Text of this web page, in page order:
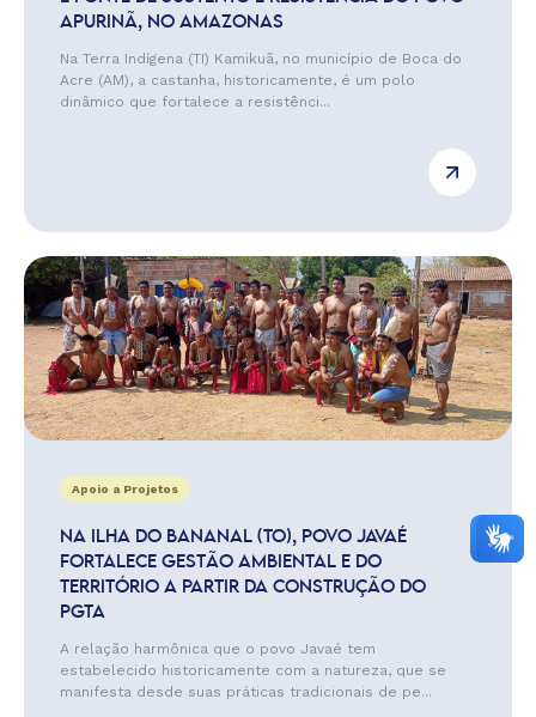
APURINÃ, NO AMAZONAS
Na Terra Indígena (TI) Kamikuã, no município de Boca do
Acre (AM), a castanha, historicamente, é um polo
dinâmico que fortalece a resistênci...
Apoio a Projetos
NA ILHA DO BANANAL (TO), POVO JAVAÉ
FORTALECE GESTÃO AMBIENTAL E DO
TERRITÓRIO A PARTIR DA CONSTRUÇÃO DO
PGTA
A relação harmônica que o povo Javaé tem
estabelecido historicamente com a natureza, que se
manifesta desde suas práticas tradicionais de pe...